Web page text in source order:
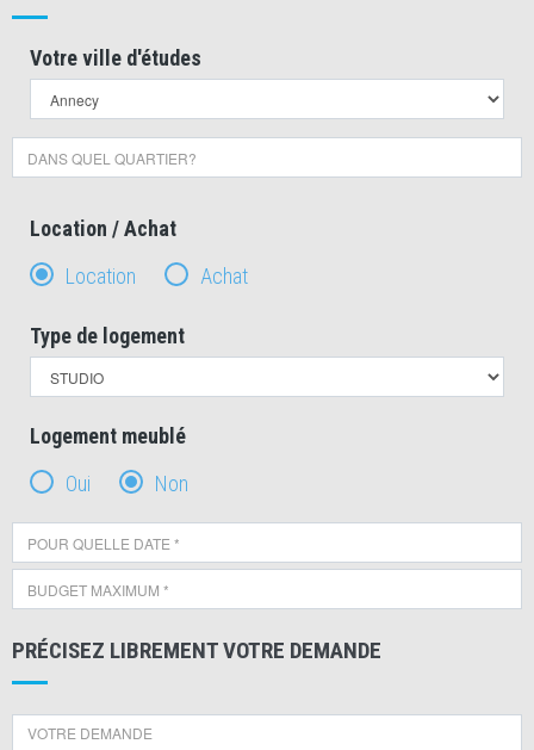
Votre ville d'études
Location / Achat
Location
Achat
Type de logement
Logement meublé
Oui
Non
PRÉCISEZ LIBREMENT VOTRE DEMANDE